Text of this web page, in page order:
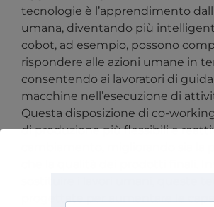
tecnologie è l’apprendimento
umana, diventando più
cobot, ad esempio, possono
rispondere alle azioni umane in
consentendo ai lavoratori di
macchine nell’esecuzione di
Questa disposizione di co-
di produzione più flessibili e